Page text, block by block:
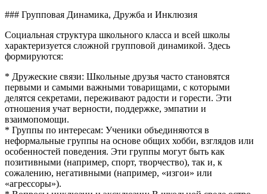
### Групповая Динамика, Дружба и Инклюзия
Социальная структура школьного класса и всей школы
характеризуется сложной групповой динамикой. Здесь
формируются:
* Дружеские связи: Школьные друзья часто становятся
первыми и самыми важными товарищами, с которыми
делятся секретами, переживают радости и горести. Эти
отношения учат верности, поддержке, эмпатии и
взаимопомощи.
* Группы по интересам: Ученики объединяются в
неформальные группы на основе общих хобби, взглядов или
особенностей поведения. Эти группы могут быть как
позитивными (например, спорт, творчество), так и, к
сожалению, негативными (например, «изгои» или
«агрессоры»).